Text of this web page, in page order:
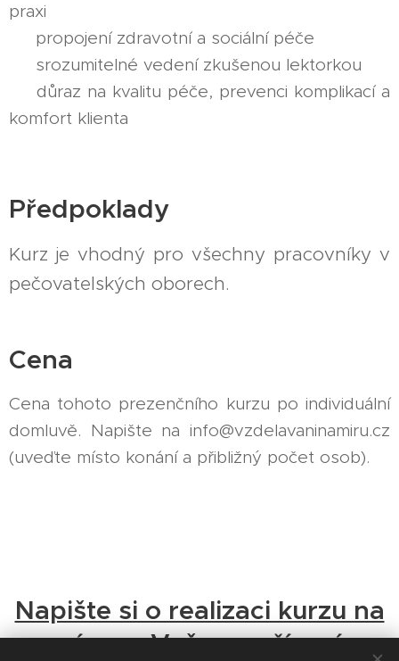
praxi
✔ propojení zdravotní a sociální péče
✔ srozumitelné vedení zkušenou lektorkou
✔ důraz na kvalitu péče, prevenci komplikací a
komfort klienta
Předpoklady
Kurz je vhodný pro všechny pracovníky v
pečovatelských oborech.
Cena
Cena tohoto prezenčního kurzu po individuální
domluvě. Napište na info@vzdelavaninamiru.cz
(uveďte místo konání a přibližný počet osob).
Napište si o realizaci kurzu na
míru ve Vašem zařízení.